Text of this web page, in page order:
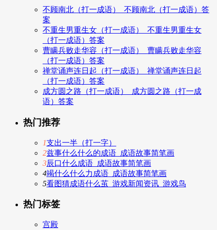
不顾南北（打一成语）_不顾南北（打一成语）答
案
不重生男重生女（打一成语）_不重生男重生女
（打一成语）答案
曹瞒兵败走华容（打一成语）_曹瞒兵败走华容
（打一成语）答案
禅堂诵声连日起（打一成语）_禅堂诵声连日起
（打一成语）答案
成方圆之路（打一成语）_成方圆之路（打一成
语）答案
热门推荐
1支出一半（打一字）
2兹事什么什么的成语_成语故事简笔画
3辰口什么成语_成语故事简笔画
4竭什么什么力成语_成语故事简笔画
5看图猜成语什么茧_游戏新闻资讯_游戏鸟
热门标签
宫殿